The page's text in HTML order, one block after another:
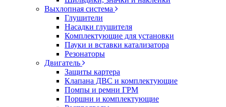
Выхлопная система
Глушители
Насадки глушителя
Комплектующие для установки
Пауки и вставки катализатора
Резонаторы
Двигатель
Защиты картера
Клапана ДВС и комплектующие
Помпы и ремни ГРМ
Поршни и комплектующие